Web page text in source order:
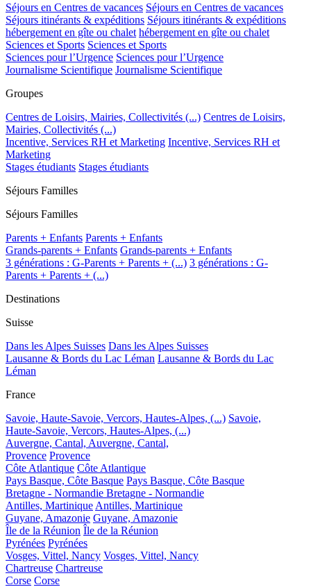
Séjours en Centres de vacances Séjours en Centres de vacances
Séjours itinérants & expéditions Séjours itinérants & expéditions
hébergement en gîte ou chalet hébergement en gîte ou chalet
Sciences et Sports Sciences et Sports
Sciences pour l’Urgence Sciences pour l’Urgence
Journalisme Scientifique Journalisme Scientifique
Groupes
Centres de Loisirs, Mairies, Collectivités (...) Centres de Loisirs,
Mairies, Collectivités (...)
Incentive, Services RH et Marketing Incentive, Services RH et
Marketing
Stages étudiants Stages étudiants
Séjours Familles
Séjours Familles
Parents + Enfants Parents + Enfants
Grands-parents + Enfants Grands-parents + Enfants
3 générations : G-Parents + Parents + (...) 3 générations : G-
Parents + Parents + (...)
Destinations
Suisse
Dans les Alpes Suisses Dans les Alpes Suisses
Lausanne & Bords du Lac Léman Lausanne & Bords du Lac
Léman
France
Savoie, Haute-Savoie, Vercors, Hautes-Alpes, (...) Savoie,
Haute-Savoie, Vercors, Hautes-Alpes, (...)
Auvergne, Cantal, Auvergne, Cantal,
Provence Provence
Côte Atlantique Côte Atlantique
Pays Basque, Côte Basque Pays Basque, Côte Basque
Bretagne - Normandie Bretagne - Normandie
Antilles, Martinique Antilles, Martinique
Guyane, Amazonie Guyane, Amazonie
Île de la Réunion Île de la Réunion
Pyrénées Pyrénées
Vosges, Vittel, Nancy Vosges, Vittel, Nancy
Chartreuse Chartreuse
Corse Corse